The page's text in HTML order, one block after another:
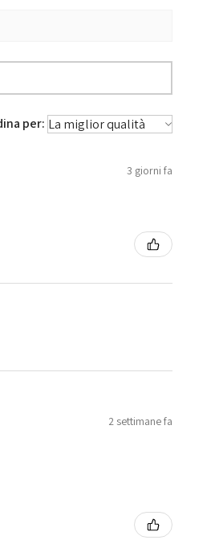
per:
3 giorni fa
2 settimane fa